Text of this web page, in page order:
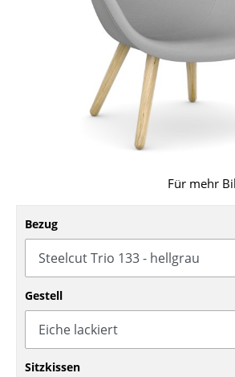
Barhocker
Bänke & Liegen
Bürodrehstühle
Konferenzstühle
Bürosessel
Einzelteile
... alle Sitzmöbel
Für mehr
Bezug
Gestell
Sitzkissen